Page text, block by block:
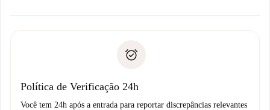
Débito direto bancário
não comunicar nenhum problema.
Política de Verificação 24h
Você tem 24h após a entrada para reportar discrepâncias relevantes